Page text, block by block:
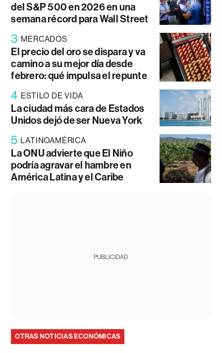
del S&P 500 en 2026 en una
semana récord para Wall Street
3 MERCADOS
El precio del oro se dispara y va
camino a su mejor día desde
febrero: qué impulsa el repunte
4 ESTILO DE VIDA
La ciudad más cara de Estados
Unidos dejó de ser Nueva York
5 LATINOAMÉRICA
La ONU advierte que El Niño
podría agravar el hambre en
América Latina y el Caribe
PUBLICIDAD
OTRAS NOTICIAS ECONÓMICAS